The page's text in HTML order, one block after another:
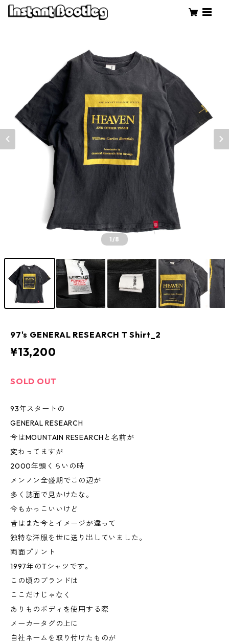
1/8
97's GENERAL RESEARCH T Shirt_2
¥13,200
SOLD OUT
93年スタートの
GENERAL RESEARCH
今はMOUNTAIN RESEARCHと名前が
変わってますが
2000年頭くらいの時
メンノン全盛期でこの辺が
多く誌面で見かけたな。
今もかっこいいけど
昔はまた今とイメージが違って
独特な洋服を世に送り出していました。
両面プリント
1997年のTシャツです。
この頃のブランドは
ここだけじゃなく
ありものボディを使用する際
メーカータグの上に
自社ネームを取り付けたものが